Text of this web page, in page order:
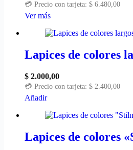
💳 Precio con tarjeta: $ 6.480,00
Ver más
Lapices de colores
$ 2.000,00
💳 Precio con tarjeta: $ 2.400,00
Añadir
Lapices de colores